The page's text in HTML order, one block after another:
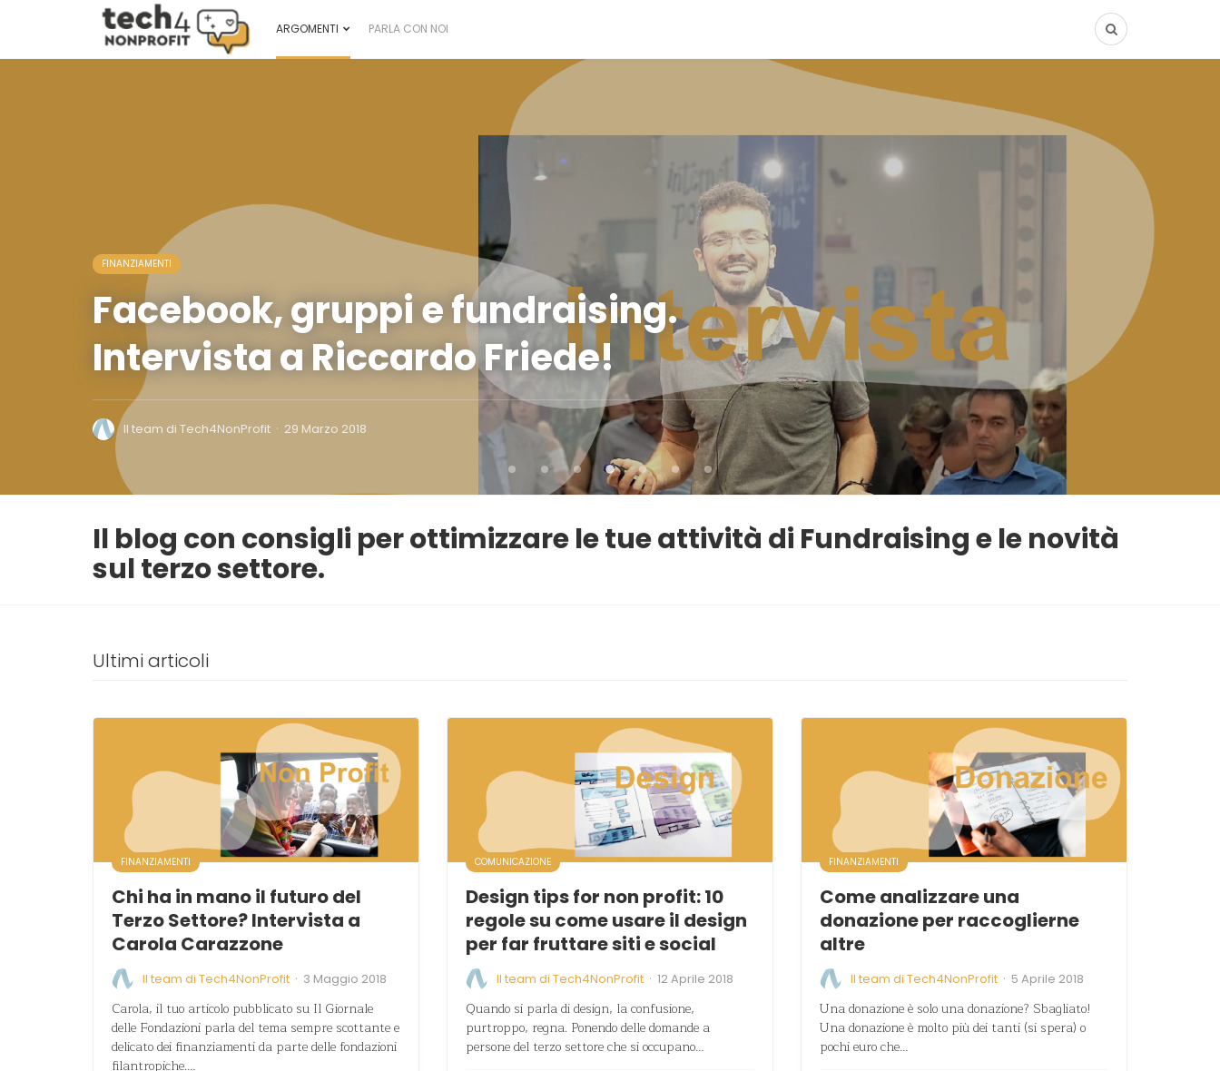
ARGOMENTI PARLA CON NOI
FINANZIAMENTI
Facebook, gruppi e fundraising.
Intervista a Riccardo Friede!
Il team di Tech4NonProfit · 29 Marzo 2018
Il blog con consigli per ottimizzare le tue attività di Fundraising e le novità
sul terzo settore.
Ultimi articoli
FINANZIAMENTI
Chi ha in mano il futuro del
Terzo Settore? Intervista a
Carola Carazzone
Il team di Tech4NonProfit · 3 Maggio 2018
Carola, il tuo articolo pubblicato su Il Giornale
delle Fondazioni parla del tema sempre scottante e
delicato dei finanziamenti da parte delle fondazioni
filantropiche.…
COMUNICAZIONE
Design tips for non profit: 10
regole su come usare il design
per far fruttare siti e social
Il team di Tech4NonProfit · 12 Aprile 2018
Quando si parla di design, la confusione,
purtroppo, regna. Ponendo delle domande a
persone del terzo settore che si occupano…
FINANZIAMENTI
Come analizzare una
donazione per raccoglierne
altre
Il team di Tech4NonProfit · 5 Aprile 2018
Una donazione è solo una donazione? Sbagliato!
Una donazione è molto più dei tanti (si spera) o
pochi euro che…